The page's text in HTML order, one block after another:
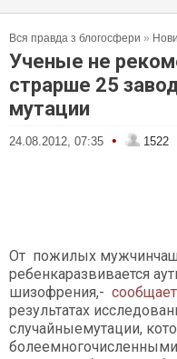
Вся правда з блогосфери »
Ученые не
страрше 25
мутации
24.08.2012, 07:35 • 1522
От пожилых
ребенкаразвивается
шизофрения,- сообщает
результатах
случайныемутации,